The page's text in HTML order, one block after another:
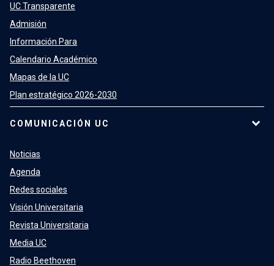
UC Transparente
Admisión
Información Para
Calendario Académico
Mapas de la UC
Plan estratégico 2026-2030
COMUNICACIÓN UC
Noticias
Agenda
Redes sociales
Visión Universitaria
Revista Universitaria
Media UC
Radio Beethoven